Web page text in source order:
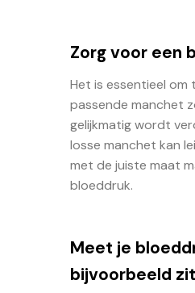
Zorg voor een
Het is essentieel
passende manchet
gelijkmatig wordt
losse manchet kan
met de juiste maat
bloeddruk.
Meet je
bijvoorbeeld